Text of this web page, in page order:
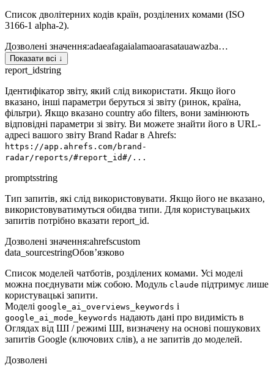
Список дволітерних кодів країн, розділених комами (ISO
3166-1 alpha-2).
Дозволені значення:adaeafagaialamaoarasatauawazba…
Показати всі ↓
report_idstring
Ідентифікатор звіту, який слід використати. Якщо його
вказано, інші параметри беруться зі звіту (ринок, країна,
фільтри). Якщо вказано country або filters, вони замінюють
відповідні параметри зі звіту. Ви можете знайти його в URL-
адресі вашого звіту Brand Radar в Ahrefs:
https://app.ahrefs.com/brand-
radar/reports/#report_id#/...
promptsstring
Тип запитів, які слід використовувати. Якщо його не вказано,
використовуватимуться обидва типи. Для користувацьких
запитів потрібно вказати report_id.
Дозволені значення:ahrefscustom
data_sourcestringОбов’язково
Список моделей чатботів, розділених комами. Усі моделі
можна поєднувати між собою. Модуль claude підтримує лише
користувацькі запити.
Моделі google_ai_overviews_keywords і
google_ai_mode_keywords надають дані про видимість в
Оглядах від ШІ / режимі ШІ, визначену на основі пошукових
запитів Google (ключових слів), а не запитів до моделей.
Дозволені